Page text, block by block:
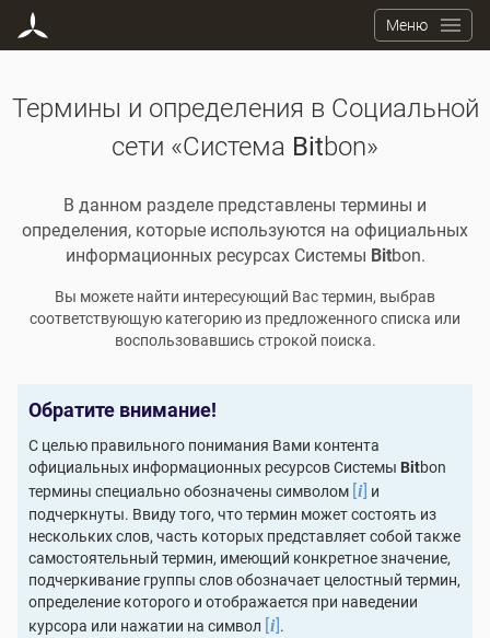
Меню
Термины и определения в Социальной
сети «Система Bitbon»
В данном разделе представлены термины и
определения, которые используются на официальных
информационных ресурсах Системы Bitbon.
Вы можете найти интересующий Вас термин, выбрав
соответствующую категорию из предложенного списка или
воспользовавшись строкой поиска.
Обратите внимание!
С целью правильного понимания Вами контента
официальных информационных ресурсов Системы Bitbon
термины специально обозначены символом [i] и
подчеркнуты. Ввиду того, что термин может состоять из
нескольких слов, часть которых представляет собой также
самостоятельный термин, имеющий конкретное значение,
подчеркивание группы слов обозначает целостный термин,
определение которого и отображается при наведении
курсора или нажатии на символ [i].